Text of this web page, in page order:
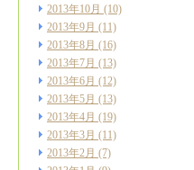
2013年10月 (10)
2013年9月 (11)
2013年8月 (16)
2013年7月 (13)
2013年6月 (12)
2013年5月 (13)
2013年4月 (19)
2013年3月 (11)
2013年2月 (7)